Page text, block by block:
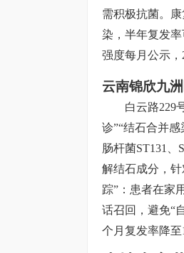
需积极抗菌。
染，半年复发
强度每月公示，
云南锦欣九
白云路229
诊”“结石合并
肠杆菌ST131、
解结石成分，
踪”：患者在家
话召回，避免“
个月复发率降至